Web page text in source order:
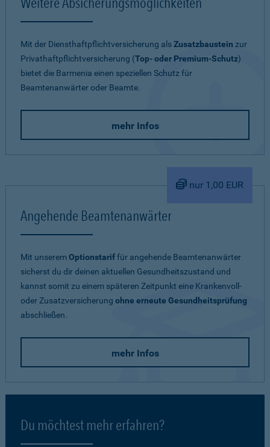
Mit der Diensthaftpflichtversicherung alsZusatzbaustein zur
Privathaftpflichtversicherung (Top- oder Premium-Schutz)
bietet die Barmenia einen speziellen Schutz für
Beamtenanwärter oder Beamte.
mehr Infos
nur 1,00 EUR
Angehende Beamtenanwärter
Mit unseremOptionstariffür angehende Beamtenanwärter
sicherst du dir deinen aktuellen Gesundheitszustand und
kannst somit zu einem späteren Zeitpunkt eine Krankenvoll-
oder Zusatzversicherung ohne erneute Gesundheitsprüfung
abschließen.
mehr Infos
Du möchtest mehr erfahren?